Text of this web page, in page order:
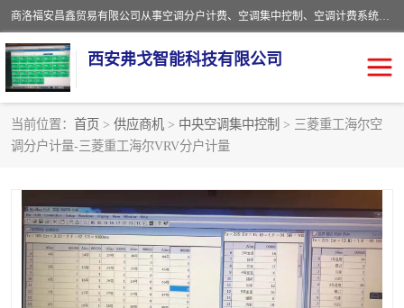
商洛福安昌鑫贸易有限公司从事空调分户计费、空调集中控制、空调计费系统、空调远程控制、中央空调分户计费、中央空调集中控制等产品的销售与安装。。语音控制，解放双手，让用户畅享安全、健康、便利、舒适、节能、愉悦的物联网智慧生活，我们竭诚为您提供住宅、别墅、公寓的智能家居化、智能办公化，智能酒店的解决方案。
西安弗戈智能科技有限公司
当前位置： 首页 > 供应商机 > 中央空调集中控制 > 三菱重工海尔空
调分户计量-三菱重工海尔VRV分户计量
中央空调集中控制 空调集中控制
空调计费系统 空调分户计费
中央空调计费系统 空调分户计费系统